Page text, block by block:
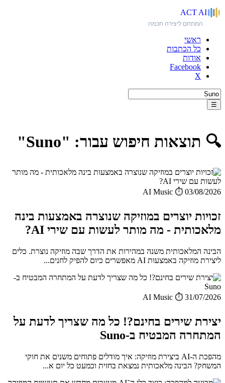
ACT AI
המתחם ליצירה חכמה
ראשי
כל הכתבות
אודות
Facebook
X
☰
🔍 תוצאות חיפוש עבור: "Suno"
AI Music ⏱️ 03/08/2026
זכויות יוצרים במוזיקה שנוצרה באמצעות בינה
מלאכותית - מה מותר לעשות עם שירי AI?
הבינה המלאכותית משנה במהירות את הדרך שבה מוזיקה נוצרת. כלים
ליצירת מוזיקה באמצעות AI מאפשרים כיום להפיק לחנים...
AI Music ⏱️ 31/07/2026
יצירת שירים בחינם?! כל מה שצריך לדעת על
המתחרה המבטיח ב-Suno
מהפכת ה-AI ביצירת מוזיקה: איך מודלים פתוחים משנים את חוקי
המשחק? הבינה מלאכותית נמצאת בחזית וכמעט כל יום א...